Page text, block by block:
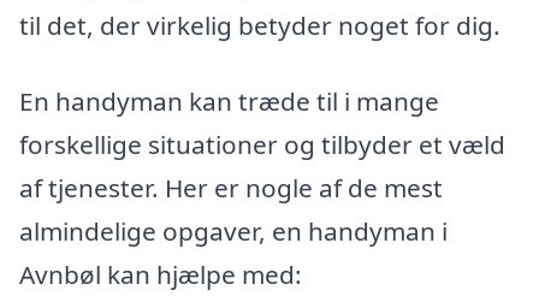
til det, der virkelig betyder noget for dig.
En handyman kan træde til i mange
forskellige situationer og tilbyder et væld
af tjenester. Her er nogle af de mest
almindelige opgaver, en handyman i
Avnbøl kan hjælpe med: